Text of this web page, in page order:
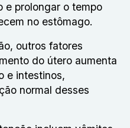
e prolongar o tempo
no estômago.
outros fatores
do útero aumenta
e intestinos,
normal desses